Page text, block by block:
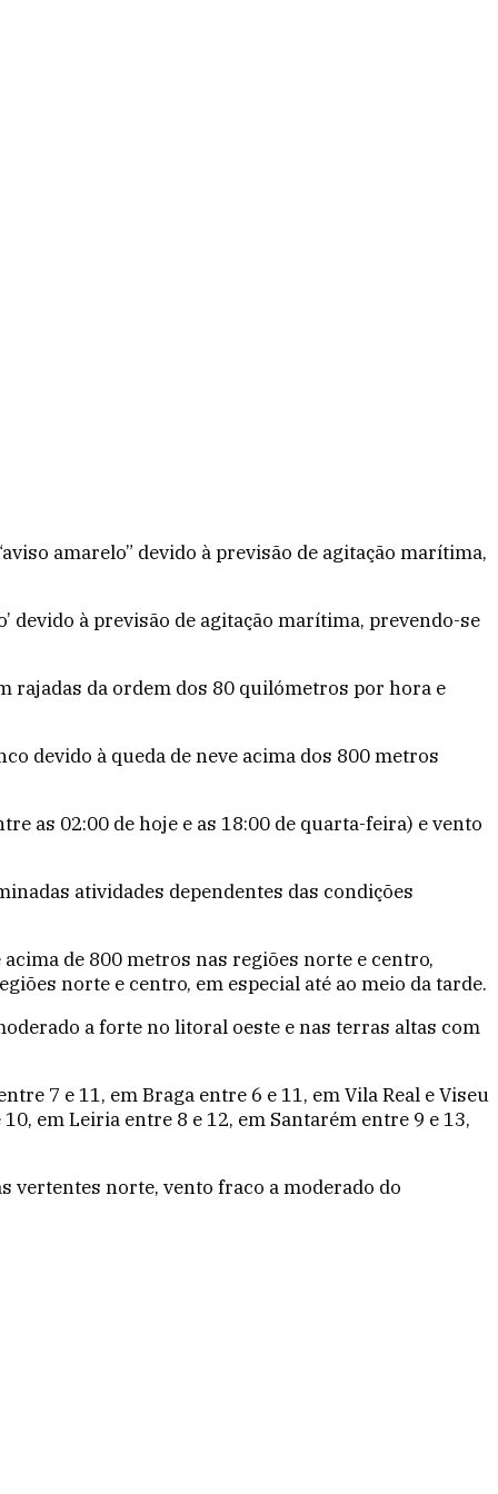
amarelo” devido à previsão de agitação marítima,
devido à previsão de agitação marítima, prevendo-se
rajadas da ordem dos 80 quilómetros por hora e
devido à queda de neve acima dos 800 metros
as 02:00 de hoje e as 18:00 de quarta-feira) e vento
atividades dependentes das condições
de 800 metros nas regiões norte e centro,
norte e centro, em especial até ao meio da tarde.
a forte no litoral oeste e nas terras altas com
7 e 11, em Braga entre 6 e 11, em Vila Real e Viseu
em Leiria entre 8 e 12, em Santarém entre 9 e 13,
vertentes norte, vento fraco a moderado do